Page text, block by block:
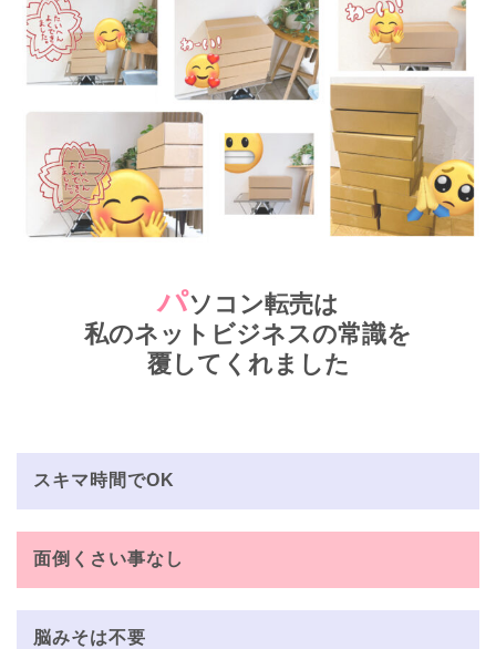
パソコン転売は
私のネットビジネスの常識を
覆してくれました
スキマ時間でOK
面倒くさい事なし
脳みそは不要